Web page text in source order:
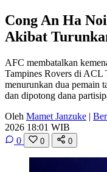
Cong An Ha
Akibat
AFC membatalkan
Tampines Rovers di ACL
menurunkan dua pemain
dan dipotong dana
Oleh Mamet Janzuke |
2026 18:01 WIB
0
0 0